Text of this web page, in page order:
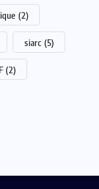
(2)
siarc (5)
(2)